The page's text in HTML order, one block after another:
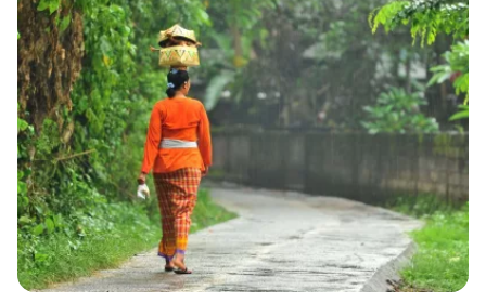
Kontynuuj z e-mailem